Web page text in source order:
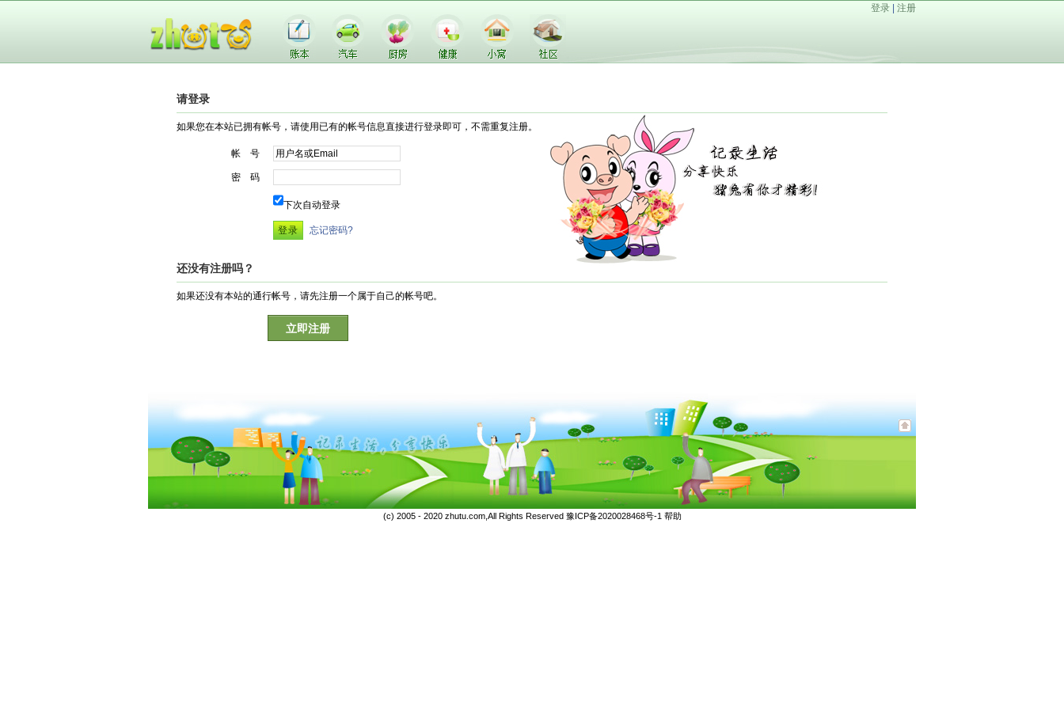
登录 注册
请登录
如果您在本站已拥有帐号，请使用已有的帐号信息直接进行登录即可，不需重复注册。
帐 号
密 码
下次自动登录
忘记密码?
还没有注册吗？
如果还没有本站的通行帐号，请先注册一个属于自己的帐号吧。
立即注册
(c) 2005 - 2020 zhutu.com,All Rights Reserved 豫ICP备2020028468号-1 帮助